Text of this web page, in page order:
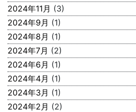
2024年11月 (3)
2024年9月 (1)
2024年8月 (1)
2024年7月 (2)
2024年6月 (1)
2024年4月 (1)
2024年3月 (1)
2024年2月 (2)